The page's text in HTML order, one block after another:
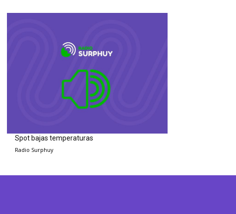
Spot bajas temperaturas
Radio Surphuy